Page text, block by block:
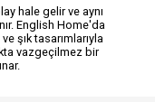
hale gelir ve aynı
English Home'da
şık tasarımlarıyla
vazgeçilmez bir